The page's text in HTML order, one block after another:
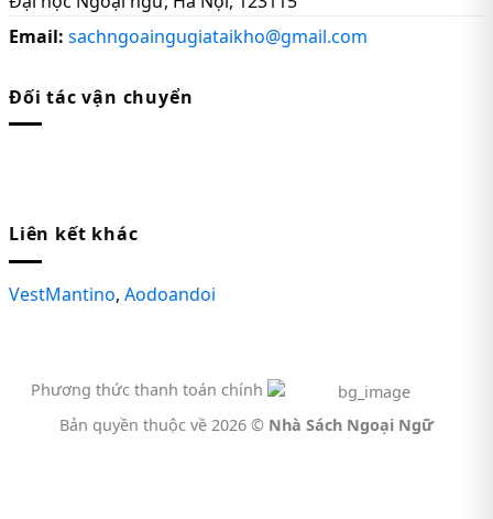
Email: sachngoaingugiataikho@gmail.com
Đối tác vận chuyển
Liên kết khác
VestMantino, Aodoandoi
Phương thức thanh toán chính
Bản quyền thuộc về 2026 © Nhà Sách Ngoại Ngữ